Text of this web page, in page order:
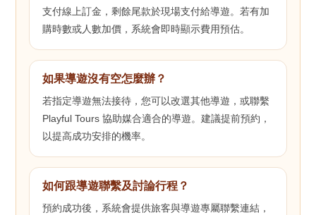
支付線上訂金，剩餘尾款於現場支付給導遊。若有加
購時數或人數加價，系統會即時顯示費用預估。
如果導遊沒有空怎麼辦？
若指定導遊無法接待，您可以改選其他導遊，或聯繫
Playful Tours 協助媒合適合的導遊。建議提前預約，
以提高成功安排的機率。
如何跟導遊聯繫及討論行程？
預約成功後，系統會提供旅客與導遊專屬聯繫連結，